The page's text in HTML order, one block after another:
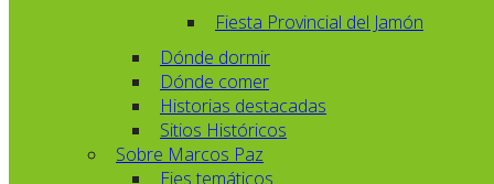
Fiesta Provincial del Jamón
Dónde dormir
Dónde comer
Historias destacadas
Sitios Históricos
Sobre Marcos Paz
Ejes temáticos